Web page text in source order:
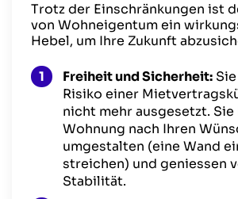
Trotz der Einschränkungen ist
von Wohneigentum ein
Hebel, um Ihre Zukunft
Freiheit und Sicherheit:
Risiko einer
nicht mehr ausgesetzt. Sie
Wohnung nach Ihren
umgestalten (eine Wand
streichen) und geniessen
Stabilität.